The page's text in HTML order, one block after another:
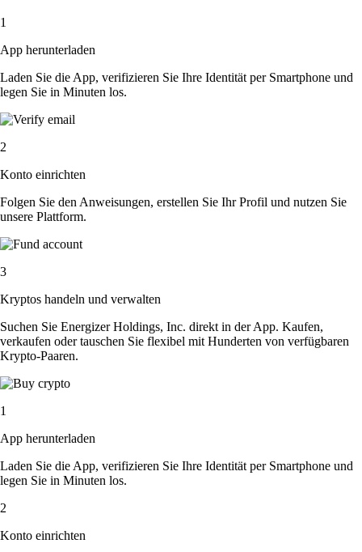
1
App herunterladen
Laden Sie die App, verifizieren Sie Ihre Identität per Smartphone und
legen Sie in Minuten los.
2
Konto einrichten
Folgen Sie den Anweisungen, erstellen Sie Ihr Profil und nutzen Sie
unsere Plattform.
3
Kryptos handeln und verwalten
Suchen Sie Energizer Holdings, Inc. direkt in der App. Kaufen,
verkaufen oder tauschen Sie flexibel mit Hunderten von verfügbaren
Krypto-Paaren.
1
App herunterladen
Laden Sie die App, verifizieren Sie Ihre Identität per Smartphone und
legen Sie in Minuten los.
2
Konto einrichten